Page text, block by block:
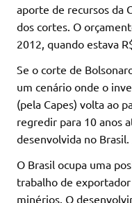
aporte de recursos da
dos cortes. O
2012, quando estava
Se o corte de
um cenário onde o
(pela Capes) volta ao
regredir para 10 anos
desenvolvida no
O Brasil ocupa uma
trabalho de
minérios. O